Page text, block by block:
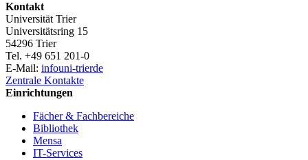
Kontakt
Universität Trier
Universitätsring 15
54296 Trier
Tel. +49 651 201-0
E-Mail: infouni-trierde
Zentrale Kontakte
Einrichtungen
Fächer & Fachbereiche
Bibliothek
Mensa
IT-Services